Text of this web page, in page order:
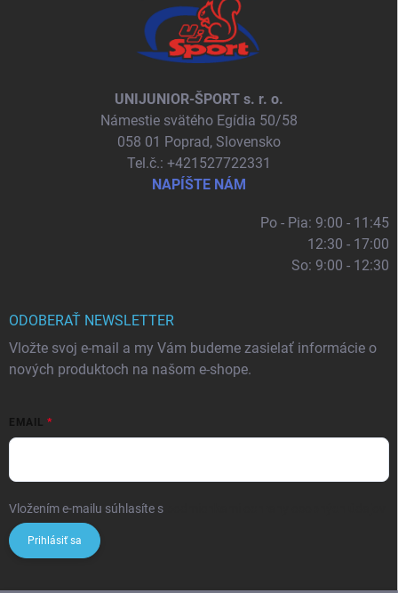
UNIJUNIOR-ŠPORT s. r. o.
Námestie svätého Egídia 50/58
058 01 Poprad, Slovensko
Tel.č.: +421527722331
NAPÍŠTE NÁM
Po - Pia: 9:00 - 11:45
12:30 - 17:00
So: 9:00 - 12:30
ODOBERAŤ NEWSLETTER
Vložte svoj e-mail a my Vám budeme zasielať informácie o
nových produktoch na našom e-shope.
EMAIL
Vložením e-mailu súhlasíte s
Prihlásiť sa